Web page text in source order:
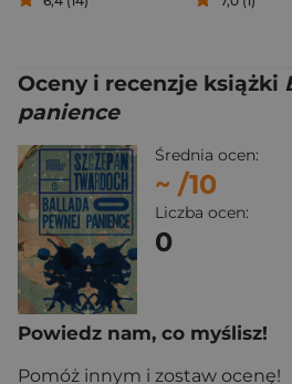
Oceny i recenzje książki
panience
Średnia ocen:
~ /10
Liczba ocen:
0
Powiedz nam, co myślisz!
Pomóż innym i zostaw ocenę!